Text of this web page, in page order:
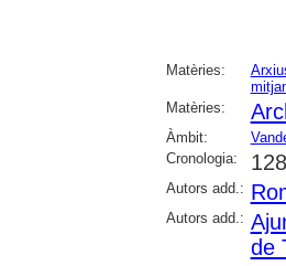
Matèries:
Matèries:
Àmbit:
Cronologia:
Autors add.:
Autors add.:
de